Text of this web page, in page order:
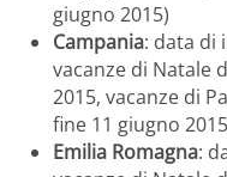
giugno 2015)
Campania: data di
vacanze di Natale
2015, vacanze di
fine 11 giugno
Emilia Romagna: